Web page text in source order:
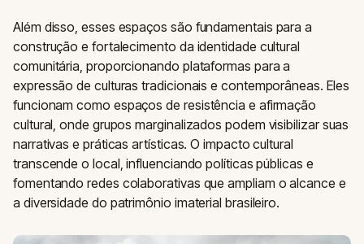
Além disso, esses espaços são fundamentais para a
construção e fortalecimento da identidade cultural
comunitária, proporcionando plataformas para a
expressão de culturas tradicionais e contemporâneas. Eles
funcionam como espaços de resistência e afirmação
cultural, onde grupos marginalizados podem visibilizar suas
narrativas e práticas artísticas. O impacto cultural
transcende o local, influenciando políticas públicas e
fomentando redes colaborativas que ampliam o alcance e
a diversidade do patrimônio imaterial brasileiro.